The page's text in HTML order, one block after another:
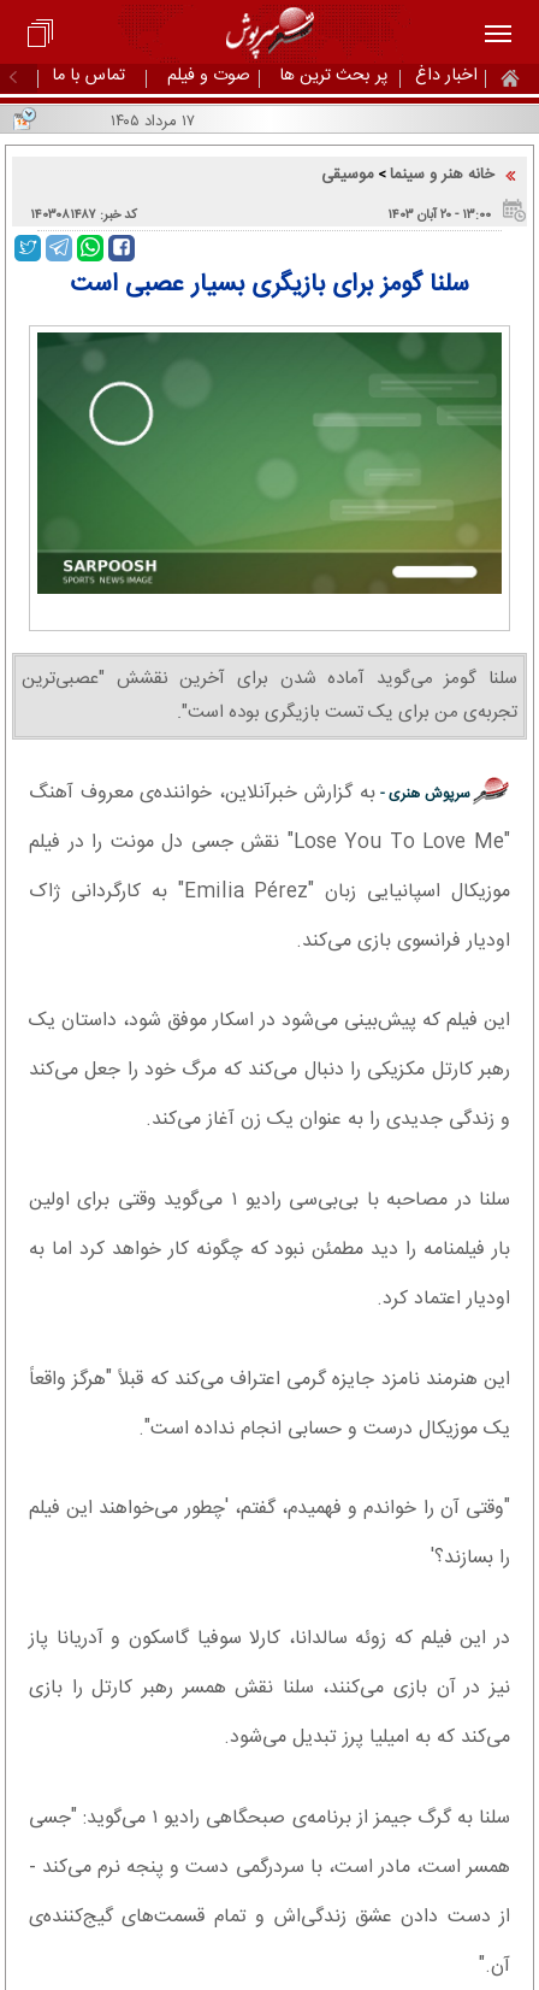
اخبار داغ پر بحث ترین ها صوت و فیلم تماس با ما
۱۷ مرداد ۱۴۰۵
خانه هنر و سینما> موسیقی
۱۳:۰۰ - ۲۰ آبان ۱۴۰۳ کد خبر: ۱۴۰۳۰۸۱۴۸۷
سلنا گومز برای بازیگری بسیار عصبی است
سلنا گومز می‌گوید آماده شدن برای آخرین نقشش "عصبی‌ترین
تجربه‌ی من برای یک تست بازیگری بوده است".
سرپوش هنری -به گزارش خبرآنلاین، خواننده‌ی معروف آهنگ
"Lose You To Love Me" نقش جسی دل مونت را در فیلم
موزیکال اسپانیایی زبان "Emilia Pérez" به کارگردانی ژاک
اودیار فرانسوی بازی می‌کند.
این فیلم که پیش‌بینی می‌شود در اسکار موفق شود، داستان یک
رهبر کارتل مکزیکی را دنبال می‌کند که مرگ خود را جعل می‌کند
و زندگی جدیدی را به عنوان یک زن آغاز می‌کند.
سلنا در مصاحبه با بی‌بی‌سی رادیو ۱ می‌گوید وقتی برای اولین
بار فیلمنامه را دید مطمئن نبود که چگونه کار خواهد کرد اما به
اودیار اعتماد کرد.
این هنرمند نامزد جایزه گرمی اعتراف می‌کند که قبلاً "هرگز واقعاً
یک موزیکال درست و حسابی انجام نداده است".
"وقتی آن را خواندم و فهمیدم، گفتم، 'چطور می‌خواهند این فیلم
را بسازند؟'
در این فیلم که زوئه سالدانا، کارلا سوفیا گاسکون و آدریانا پاز
نیز در آن بازی می‌کنند، سلنا نقش همسر رهبر کارتل را بازی
می‌کند که به امیلیا پرز تبدیل می‌شود.
سلنا به گرگ جیمز از برنامه‌ی صبحگاهی رادیو ۱ می‌گوید: "جسی
همسر است، مادر است، با سردرگمی دست و پنجه نرم می‌کند -
از دست دادن عشق زندگی‌اش و تمام قسمت‌های گیج‌کننده‌ی
آن."